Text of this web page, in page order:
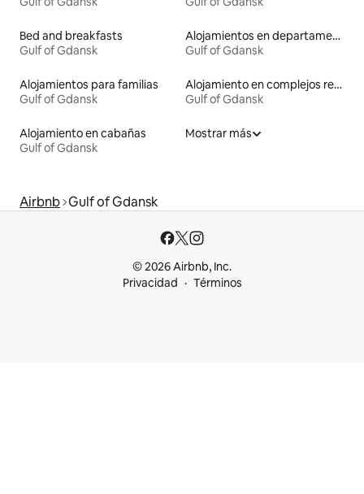
Bed and breakfasts
Gulf of Gdansk
Alojamientos en departamentos con servicios incluidos
Gulf of Gdansk
Alojamientos para familias
Gulf of Gdansk
Alojamiento en complejos residenciales
Gulf of Gdansk
Alojamiento en cabañas
Gulf of Gdansk
Mostrar más
Airbnb Gulf of Gdansk
© 2026 Airbnb, Inc.
Privacidad
Términos